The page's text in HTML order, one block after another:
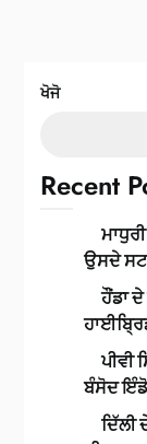
ਖੋਜੋ
Recent
ਉਸਦੇ
ਹੌਂਡਾ
ਪੀਵੀ
ਬੰਸੋਦ
ਦਿੱਲੀ